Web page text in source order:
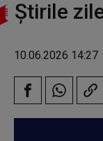
Știrile
10.06.2026 14:27